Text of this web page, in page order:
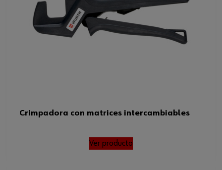
Crimpadora con matrices intercambiables
Ver producto